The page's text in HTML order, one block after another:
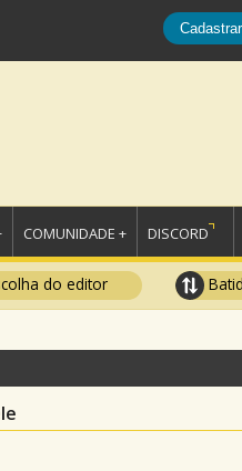
Cadastrar
COMUNIDADE + DISCORD
do editor